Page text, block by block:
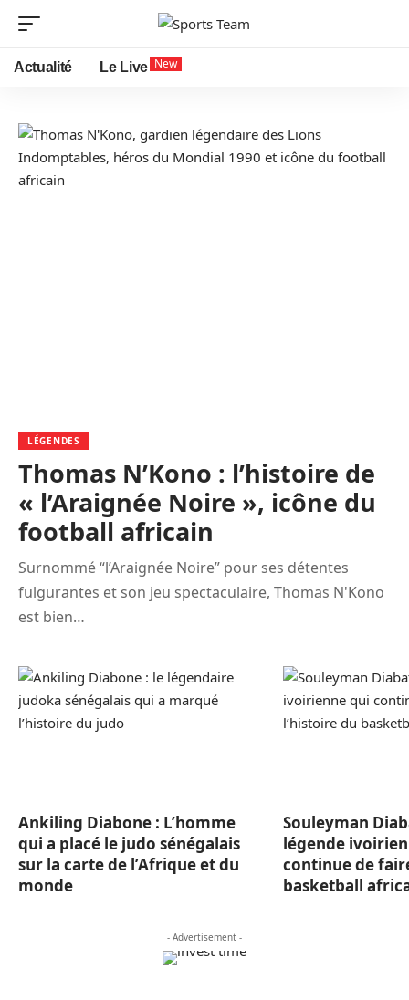
Actualité Le Live New
LÉGENDES
Thomas N’Kono : l’histoire de
« l’Araignée Noire », icône du
football africain
Surnommé “l’Araignée Noire” pour ses détentes
fulgurantes et son jeu spectaculaire, Thomas N'Kono
est bien…
Ankiling Diabone : L’homme
qui a placé le judo sénégalais
sur la carte de l’Afrique et du
monde
Souleyman
légende
continue de
basketball
- Advertisement -